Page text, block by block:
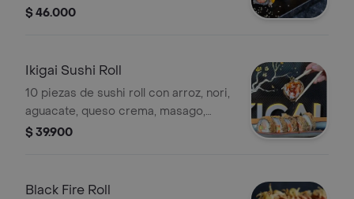
salsa de anguila, aguacate, langostino
$ 46.000
Ikigai Sushi Roll
10 piezas de sushi roll con arroz, nori,
aguacate, queso crema, masago,
langostinos, salmón y kanikama, todo
$ 39.900
Black Fire Roll